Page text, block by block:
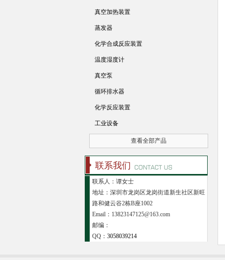
真空加热装置
蒸发器
化学合成反应装置
温度湿度计
真空泵
循环排水器
化学反应装置
工业设备
查看全部产品
联系我们
联系人：谭女士
地址：深圳市龙岗区龙岗街道新生社区新旺
路和健云谷2栋B座1002
Email：13823147125@163.com
邮编：
QQ： 3058039214